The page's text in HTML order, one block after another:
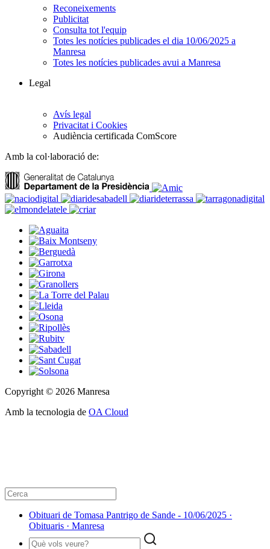
Reconeixements
Publicitat
Consulta tot l'equip
Totes les notícies publicades el dia 10/06/2025 a
Manresa
Totes les notícies publicades avui a Manresa
Legal
Avís legal
Privacitat i Cookies
Audiència certificada ComScore
Amb la col·laboració de:
Copyright © 2026 Manresa
Amb la tecnologia de OA Cloud
Obituari de Tomasa Pantrigo de Sande - 10/06/2025 ·
Obituaris · Manresa